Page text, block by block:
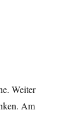
Weiter
Am